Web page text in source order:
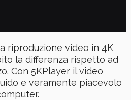
riproduzione video in 4K
la differenza rispetto ad
Con 5KPlayer il video
e veramente piacevolo